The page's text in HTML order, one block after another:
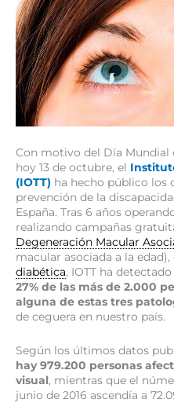
Con motivo del Día Mundial
hoy 13 de octubre, el
(IOTT) ha hecho público los
prevención de la
España. Tras 6 años
realizando campañas
Degeneración Macular
macular asociada a la edad),
diabética, IOTT ha detectado
27% de las más de 2.000
alguna de estas tres
de ceguera en nuestro país.
Según los últimos datos
hay 979.200 personas
visual, mientras que el
junio de 2016 ascendía a